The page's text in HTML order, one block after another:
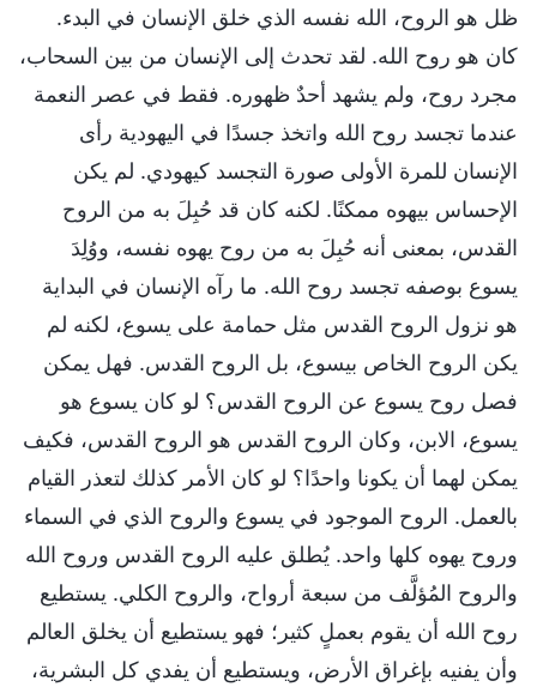
ظل هو الروح، الله نفسه الذي خلق الإنسان في البدء.
كان هو روح الله. لقد تحدث إلى الإنسان من بين السحاب،
مجرد روح، ولم يشهد أحدٌ ظهوره. فقط في عصر النعمة
عندما تجسد روح الله واتخذ جسدًا في اليهودية رأى
الإنسان للمرة الأولى صورة التجسد كيهودي. لم يكن
الإحساس بيهوه ممكنًا. لكنه كان قد حُبِلَ به من الروح
القدس، بمعنى أنه حُبِلَ به من روح يهوه نفسه، ووُلِدَ
يسوع بوصفه تجسد روح الله. ما رآه الإنسان في البداية
هو نزول الروح القدس مثل حمامة على يسوع، لكنه لم
يكن الروح الخاص بيسوع، بل الروح القدس. فهل يمكن
فصل روح يسوع عن الروح القدس؟ لو كان يسوع هو
يسوع، الابن، وكان الروح القدس هو الروح القدس، فكيف
يمكن لهما أن يكونا واحدًا؟ لو كان الأمر كذلك لتعذر القيام
بالعمل. الروح الموجود في يسوع والروح الذي في السماء
وروح يهوه كلها واحد. يُطلق عليه الروح القدس وروح الله
والروح المُؤلَّف من سبعة أرواح، والروح الكلي. يستطيع
روح الله أن يقوم بعملٍ كثير؛ فهو يستطيع أن يخلق العالم
وأن يفنيه بإغراق الأرض، ويستطيع أن يفدي كل البشرية،